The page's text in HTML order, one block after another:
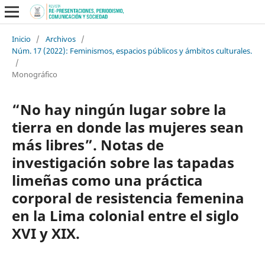
Inicio / Archivos /
Núm. 17 (2022): Feminismos, espacios públicos y ámbitos culturales.
/
Monográfico
“No hay ningún lugar sobre la
tierra en donde las mujeres sean
más libres”. Notas de
investigación sobre las tapadas
limeñas como una práctica
corporal de resistencia femenina
en la Lima colonial entre el siglo
XVI y XIX.